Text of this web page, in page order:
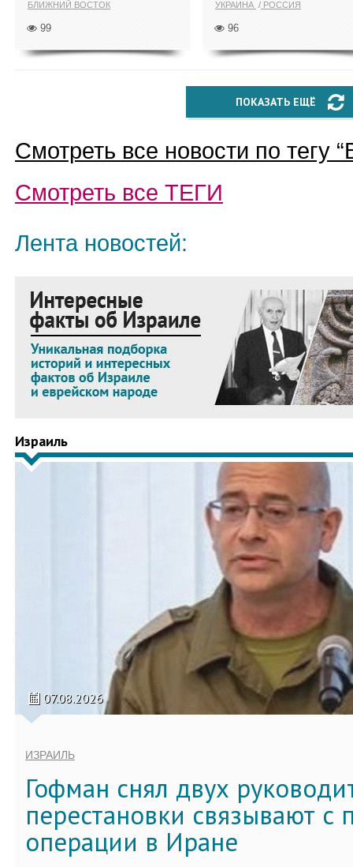
БЛИЖНИЙ ВОСТОК
99
УКРАИНА РОССИЯ
96
ПОКАЗАТЬ ЕЩЁ
Смотреть все новости по тегу “
Смотреть все ТЕГИ
Лента новостей:
Израиль
07.08.2026
ИЗРАИЛЬ
Гофман снял двух
перестановки связывают с
операции в Иране